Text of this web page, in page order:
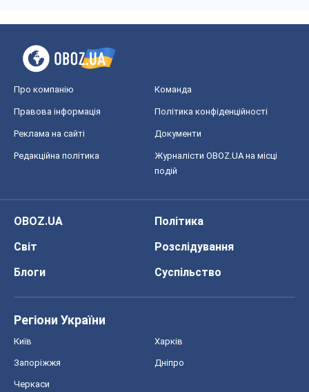
Про компанію Команда
Правова інформація Політика конфіденційності
Реклама на сайті Документи
Редакційна політика
Журналісти OBOZ.UA на місці
подій
OBOZ.UA
Політика
Світ
Розслідування
Блоги
Суспільство
Регіони України
Київ Харків
Запоріжжя Дніпро
Черкаси